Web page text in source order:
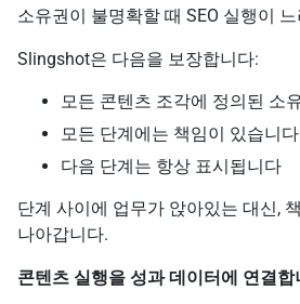
소유권이 불명확할 때 SEO 실행이
Slingshot은 다음을 보장합니다:
모든 콘텐츠 조각에 정의된 소
모든 단계에는 책임이 있습니다
다음 단계는 항상 표시됩니다
단계 사이에 업무가 앉아있는 대신,
나아갑니다.
콘텐츠 실행을 성과 데이터에 연결합